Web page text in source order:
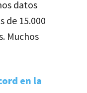
datos
de 15.000
Muchos
en la